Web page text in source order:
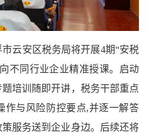
云安区税务局将开展4期“安税
不同行业企业精准授课。启动
培训随即开讲，税务干部重点
作与风险防控要点,并逐一解答
服务送到企业身边。后续还将